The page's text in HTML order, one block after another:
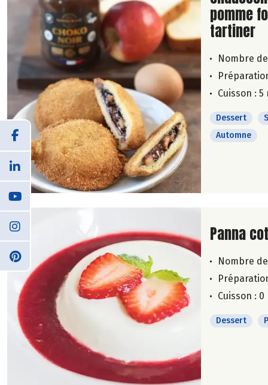
pomme
tartiner
Nombre
Cuisson : 5
Dessert
Automne
Lire la
Panna
Nombre
Cuisson : 0
Dessert